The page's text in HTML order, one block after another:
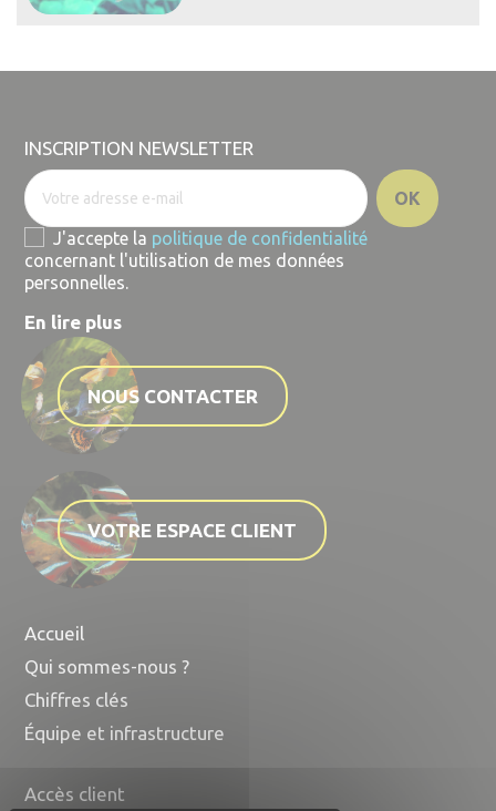
INSCRIPTION NEWSLETTER
J'accepte la politique de confidentialité
concernant l'utilisation de mes données
personnelles.
En lire plus
NOUS CONTACTER
VOTRE ESPACE CLIENT
Accueil
Qui sommes-nous ?
Chiffres clés
Équipe et infrastructure
Accès client